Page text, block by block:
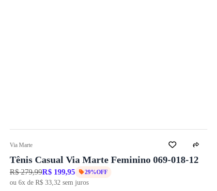
Via Marte
Tênis Casual Via Marte Feminino 069-018-12
R$ 279,99R$ 199,95 29%OFF
ou 6x de R$ 33,32 sem juros